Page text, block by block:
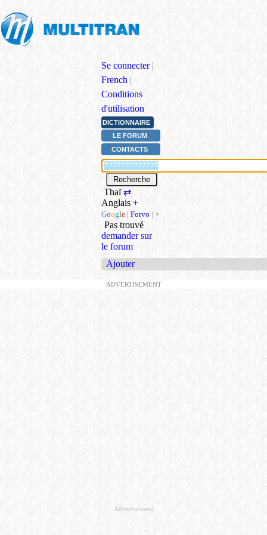
Se connecter |
French |
Conditions
d'utilisation
DICTIONNAIRE
LE FORUM
CONTACTS
Thaï⇄
Anglais +
Google | Forvo | +
Pas trouvé
demander sur
le forum
Ajouter
ADVERTISEMENT
Advertisement